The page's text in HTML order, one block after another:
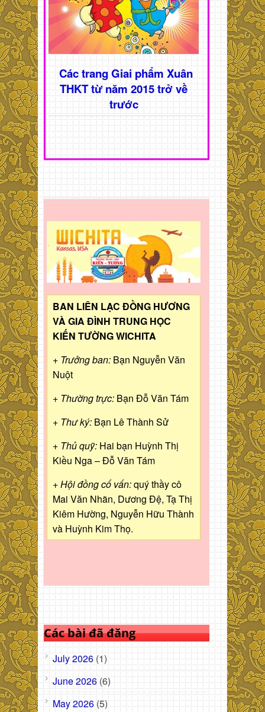
Các trang Giai phẩm Xuân
THKT từ năm 2015 trở về
trước
BAN LIÊN LẠC ĐỒNG HƯƠNG
VÀ GIA ĐÌNH TRUNG HỌC
KIẾN TƯỜNG WICHITA
+ Trưởng ban: Bạn Nguyễn Văn
Nuột
+ Thường trực: Bạn Đỗ Văn Tám
+ Thư ký: Bạn Lê Thành Sử
+ Thủ quỹ: Hai bạn Huỳnh Thị
Kiều Nga – Đỗ Văn Tám
+ Hội đồng cố vấn:quý thầy cô
Mai Văn Nhãn, Dương Đệ, Tạ Thị
Kiêm Hường, Nguyễn Hữu Thành
và Huỳnh Kim Thọ.
Các bài đã đăng
July 2026 (1)
June 2026 (6)
May 2026 (5)